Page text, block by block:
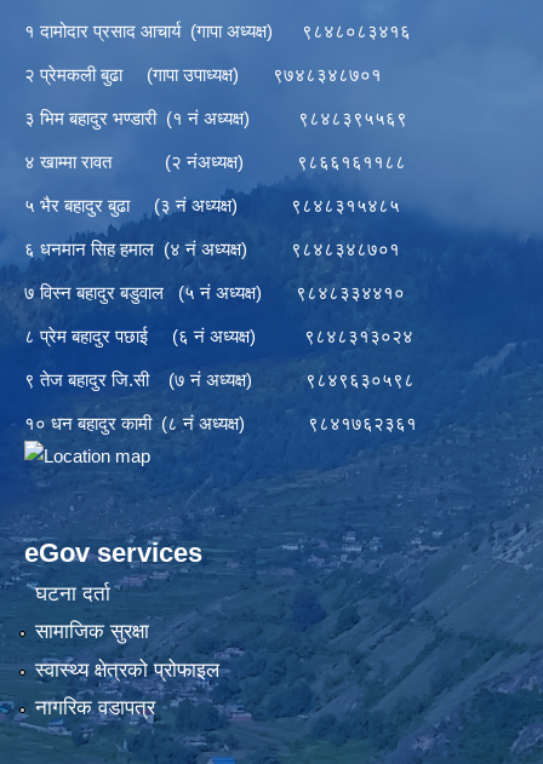
१ दामोदार प्रसाद आचार्य (गापा अध्यक्ष) ९८४८०८३४१६
२ प्रेमकली बुढा (गापा उपाध्यक्ष) ९७४८३४८७०१
३ भिम बहादुर भण्डारी (१ नं अध्यक्ष) ९८४८३९५५६९
४ खाम्मा रावत (२ नंअध्यक्ष) ९८६६१६११८८
५ भैर बहादुर बुढा (३ नं अध्यक्ष) ९८४८३१५४८५
६ धनमान सिह हमाल (४ नं अध्यक्ष) ९८४८३४८७०१
७ विस्न बहादुर बडुवाल (५ नं अध्यक्ष) ९८४८३३४४१०
८ प्रेम बहादुर पछाई (६ नं अध्यक्ष) ९८४८३१३०२४
९ तेज बहादुर जि.सी (७ नं अध्यक्ष) ९८४९६३०५९८
१० धन बहादुर कामी (८ नं अध्यक्ष) ९८४१७६२३६१
eGov services
घटना दर्ता
सामाजिक सुरक्षा
स्वास्थ्य क्षेत्रको प्रोफाइल
नागरिक वडापत्र